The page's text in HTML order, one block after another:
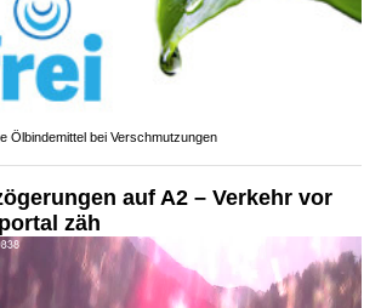
Ölbindemittel bei Verschmutzungen
auf A2 – Verkehr vor
zäh